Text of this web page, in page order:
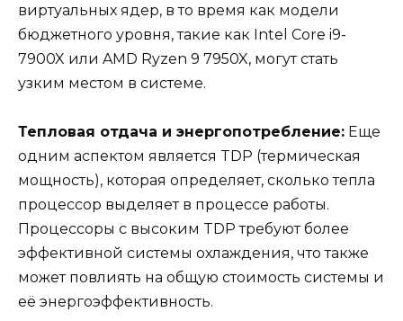
виртуальных ядер, в то время как модели
бюджетного уровня, такие как Intel Core i9-
7900X или AMD Ryzen 9 7950X, могут стать
узким местом в системе.
Тепловая отдача и энергопотребление: Еще
одним аспектом является TDP (термическая
мощность), которая определяет, сколько тепла
процессор выделяет в процессе работы.
Процессоры с высоким TDP требуют более
эффективной системы охлаждения, что также
может повлиять на общую стоимость системы и
её энергоэффективность.